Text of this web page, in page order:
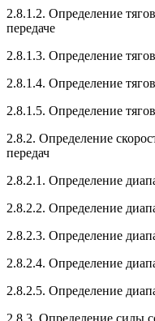
2.8.1.2. Определение
передаче
2.8.1.3.
2.8.1.4.
2.8.1.5. Определение
2.8.2. Определение
передач
2.8.2.1. Определение
2.8.2.2. Определение
2.8.2.3. Определение
2.8.2.4. Определение
2.8.2.5. Определение